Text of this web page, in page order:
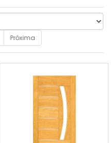
Próxima